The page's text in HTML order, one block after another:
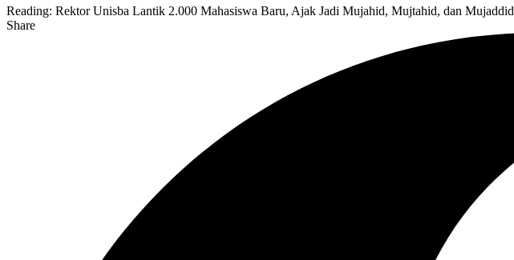
Reading: Rektor Unisba Lantik 2.000 Mahasiswa Baru, Ajak Jadi Mujahid, Mujtahid, dan Mujaddid
Share